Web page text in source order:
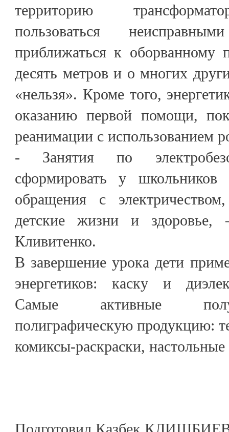
территорию
пользоваться
приближаться к оборванному
десять метров и о многих
«нельзя». Кроме того,
оказанию первой помощи,
реанимации с использованием
- Занятия по
сформировать у школьников
обращения с
детские жизни и здоровье,
Кливитенко.
В завершение урока дети
энергетиков: каску и
Самые активные
полиграфическую продукцию:
комиксы-раскраски,